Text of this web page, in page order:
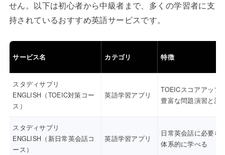
せん。以下は初心者から中級者まで、多くの学習者に支
持されているおすすめ英語サービスです。
サービス名 カテゴリ 特徴
スタディサプリ
ENGLISH（TOEIC対策コー
ス）
英語学習アプリ
TOEICスコアアップ
豊富な問題演習と講
スタディサプリ
ENGLISH（新日常英会話コ
ース）
英語学習アプリ
日常英会話に必要な
体系的に学べる